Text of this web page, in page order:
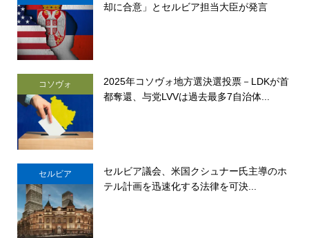
却に合意」とセルビア担当大臣が発言
コソヴォ
2025年コソヴォ地方選決選投票－LDKが首
都奪還、与党LVVは過去最多7自治体...
セルビア
セルビア議会、米国クシュナー氏主導のホ
テル計画を迅速化する法律を可決...